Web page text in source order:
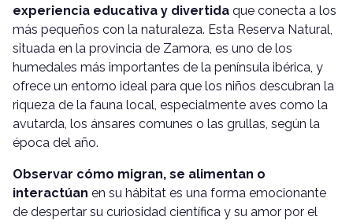
experiencia educativa y divertida que conecta a los
más pequeños con la naturaleza. Esta Reserva Natural,
situada en la provincia de Zamora, es uno de los
humedales más importantes de la península ibérica, y
ofrece un entorno ideal para que los niños descubran la
riqueza de la fauna local, especialmente aves como la
avutarda, los ánsares comunes o las grullas, según la
época del año.
Observar cómo migran, se alimentan o
interactúan en su hábitat es una forma emocionante
de despertar su curiosidad científica y su amor por el